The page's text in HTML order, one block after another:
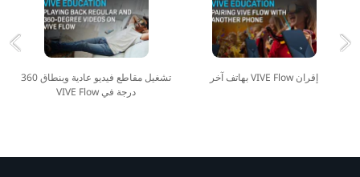
إقران VIVE Flow بهاتف آخر
تشغيل مقاطع فيديو عادية وبنطاق 360
درجة في VIVE Flow